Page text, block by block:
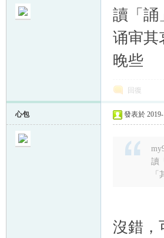
讀「誦
诵审其
晚些
回復
心包 發表於
讀
沒錯，